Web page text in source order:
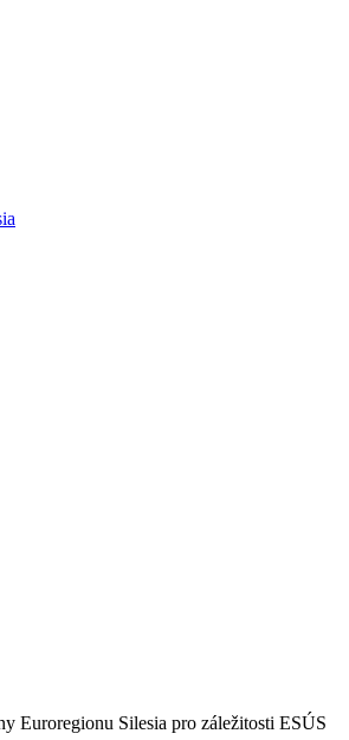
Euroregionu Silesia pro záležitosti ESÚS